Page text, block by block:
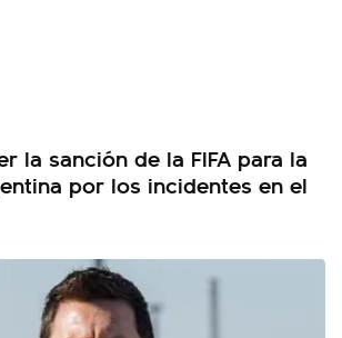
la sanción de la FIFA para la
por los incidentes en el